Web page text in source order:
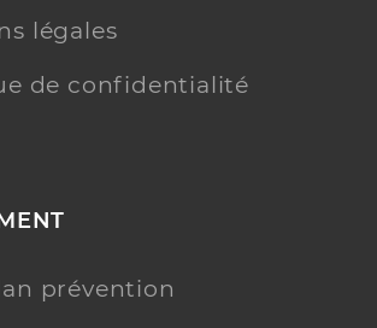
légales
de confidentialité
prévention